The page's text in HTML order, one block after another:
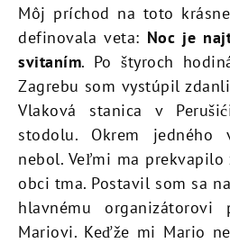
Môj príchod na toto
definovala veta: Noc je
svitaním. Po štyroch
Zagrebu som vystúpil
Vlaková stanica v
stodolu. Okrem jedného
nebol. Veľmi ma
obci tma. Postavil som sa
hlavnému organizátorovi
Mariovi. Keďže mi Mario